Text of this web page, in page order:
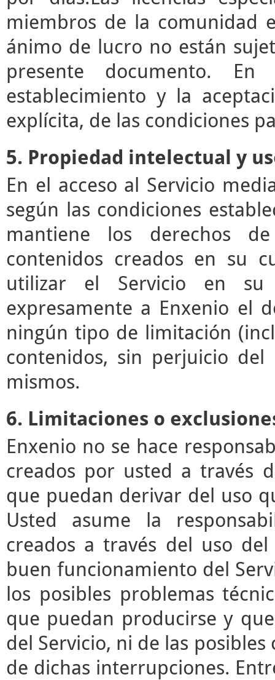
miembros de la comunidad
ánimo de lucro no están
presente documento.
establecimiento y la
explícita, de las condiciones
5. Propiedad intelectual y
En el acceso al Servicio
según las condiciones
mantiene los derechos
contenidos creados en su
utilizar el Servicio en su
expresamente a Enxenio el
ningún tipo de limitación
contenidos, sin perjuicio
mismos.
6. Limitaciones o
Enxenio no se hace
creados por usted a través
que puedan derivar del uso
Usted asume la
creados a través del uso
buen funcionamiento del
los posibles problemas
que puedan producirse y
del Servicio, ni de las
de dichas interrupciones.